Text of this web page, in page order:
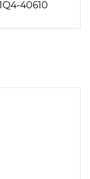
40610